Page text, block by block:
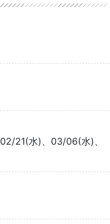
21(水)、03/06(水)、